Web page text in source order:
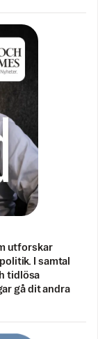
utforskar
I samtal
tidlösa
gå dit andra